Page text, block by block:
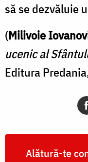
să se dezvăluie
(Milivoie
ucenic al
Editura
Alătură-te